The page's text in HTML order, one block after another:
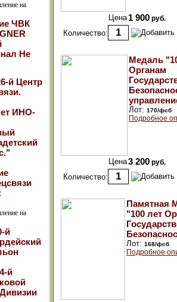
на
ЧВК
Не
й Центр
ИНО-
на
й
й
Цена 1 900 руб.
Количество:
Медаль
Органам
Лот: 170/фсб
Подробное
Цена3 200 руб.
Количество:
Памятная
"100 лет
Лот: 168/фсб
Подробное